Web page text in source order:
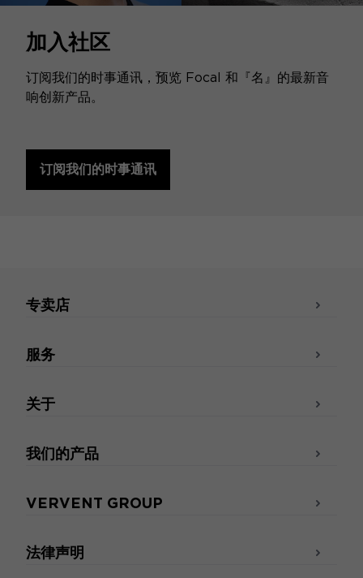
加入社区
订阅我们的时事通讯，预览 Focal 和『名』的最新音
响创新产品。
订阅我们的时事通讯
专卖店
服务
关于
我们的产品
VERVENT GROUP
法律声明